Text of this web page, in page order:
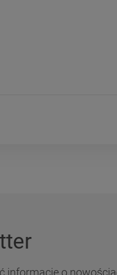
informacje o